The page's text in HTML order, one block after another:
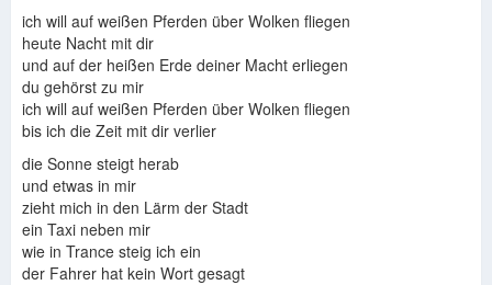
Juliane Werding Armageddon
Juliane Werding
Juliane werding
ich will auf weißen Pferden über Wolken fliegen
heute Nacht mit dir
und auf der heißen Erde deiner Macht erliegen
du gehörst zu mir
ich will auf weißen Pferden über Wolken fliegen
bis ich die Zeit mit dir verlier
die Sonne steigt herab
und etwas in mir
zieht mich in den Lärm der Stadt
ein Taxi neben mir
wie in Trance steig ich ein
der Fahrer hat kein Wort gesagt